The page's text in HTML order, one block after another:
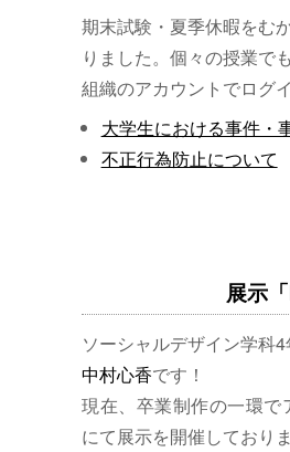
期末試験・夏季休暇をむ
りました。個々の授業で
組織のアカウントでログ
大学生における事件・
不正行為防止について
展示
ソーシャルデザイン学科
中村心香です！
現在、卒業制作の一環で
にて展示を開催しておりま